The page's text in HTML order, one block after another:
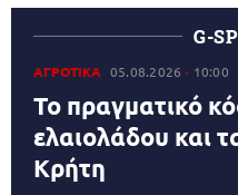
G-
ΑΓΡΟΤΙΚΑ 05.08.2026 10:00
Το πραγματικό
ελαιολάδου και
Κρήτη